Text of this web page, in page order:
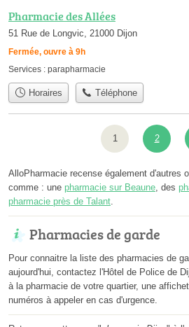
Pharmacie des Allées
51 Rue de Longvic, 21000 Dijon
Fermée, ouvre à 9h
Services : parapharmacie
Horaires Téléphone
1 2
AlloPharmacie recense également d'autres
comme : une pharmacie sur Beaune , des
pharmacie près de Talant
Pharmacies de garde
Pour connaitre la liste des pharmacies de
aujourd'hui, contactez l'Hôtel de Police de
à la pharmacie de votre quartier, une
numéros à appeler en cas d'urgence.